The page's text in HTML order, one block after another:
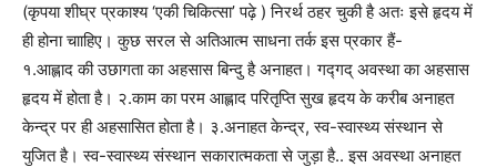
(कृपया शीघ्र प्रकाश्य ‘एकी चिकित्सा’ पढ़े ) निरर्थ ठहर चुकी है अतः इसे हृदय में
ही होना चााहिए। कुछ सरल से अतिआत्म साधना तर्क इस प्रकार हैं-
१.आह्लाद की उछागता का अहसास बिन्दु है अनाहत। गद्गद् अवस्था का अहसास
हृदय में होता है। २.काम का परम आह्लाद परितृप्ति सुख हृदय के करीब अनाहत
केन्द्र पर ही अहसासित होता है। ३.अनाहत केन्द्र, स्व-स्वास्थ्य संस्थान से
युजित है। स्व-स्वास्थ्य संस्थान सकारात्मकता से जुड़ा है.. इस अवस्था अनाहत